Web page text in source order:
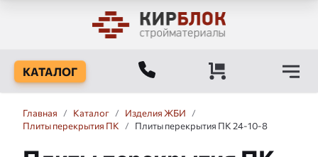
КАТАЛОГ
Главная / Каталог / Изделия ЖБИ
/
Плиты перекрытия ПК
/ Плиты перекрытия ПК 24-10-8